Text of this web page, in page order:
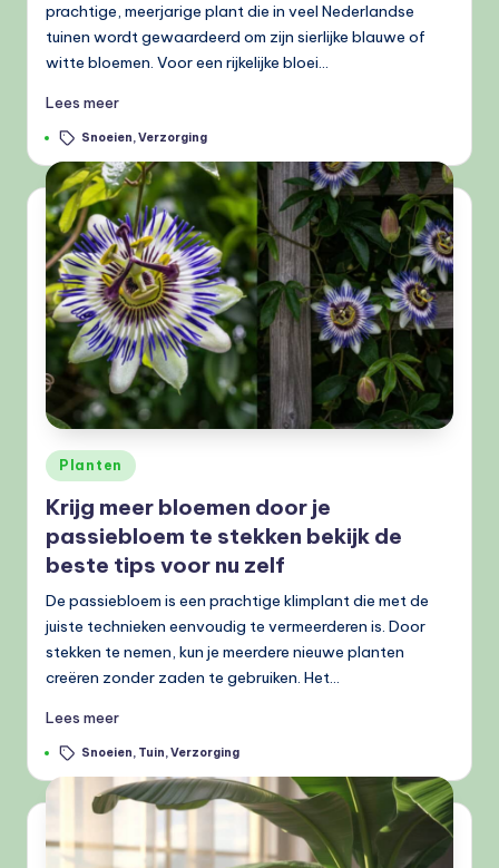
prachtige, meerjarige plant die in veel Nederlandse
tuinen wordt gewaardeerd om zijn sierlijke blauwe of
witte bloemen. Voor een rijkelijke bloei…
Lees meer
Tags: Snoeien,Verzorging
Geplaatst
in
Planten
Krijg meer bloemen door je
passiebloem te stekken bekijk de
beste tips voor nu zelf
De passiebloem is een prachtige klimplant die met de
juiste technieken eenvoudig te vermeerderen is. Door
stekken te nemen, kun je meerdere nieuwe planten
creëren zonder zaden te gebruiken. Het…
Lees meer
Tags: Snoeien, Tuin,Verzorging